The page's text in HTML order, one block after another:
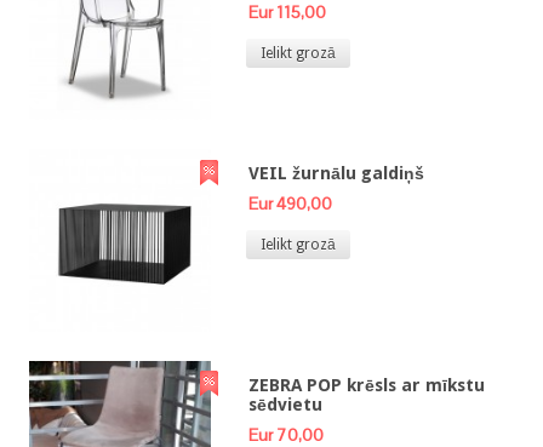
Eur 115,00
Ielikt grozā
VEIL žurnālu galdiņš
Eur 490,00
Ielikt grozā
ZEBRA POP krēsls ar mīkstu
sēdvietu
Eur 70,00